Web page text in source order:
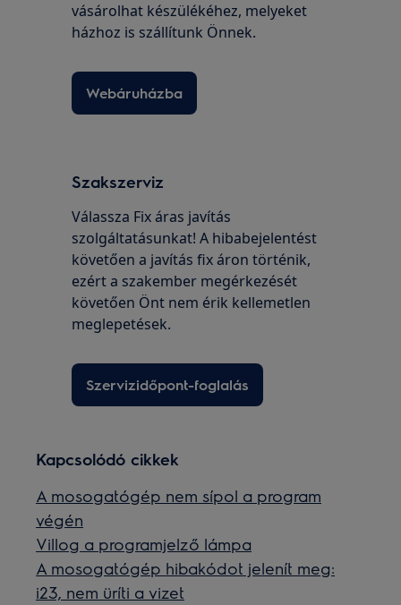
vásárolhat készülékéhez, melyeket
házhoz is szállítunk Önnek.
Webáruházba
Szakszerviz
Válassza Fix áras javítás
szolgáltatásunkat! A hibabejelentést
követően a javítás fix áron történik,
ezért a szakember megérkezését
követően Önt nem érik kellemetlen
meglepetések.
Szervizidőpont-foglalás
Kapcsolódó cikkek
A mosogatógép nem sípol a program
végén
Villog a programjelző lámpa
A mosogatógép hibakódot jelenít meg:
i23, nem üríti a vizet